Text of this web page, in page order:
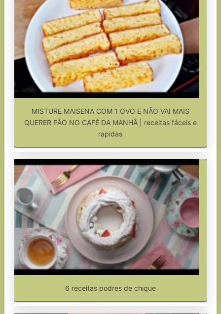
MISTURE MAISENA COM 1 OVO E NÃO VAI MAIS
QUERER PÃO NO CAFÉ DA MANHÃ | receitas fáceis e
rapidas
6 receitas podres de chique